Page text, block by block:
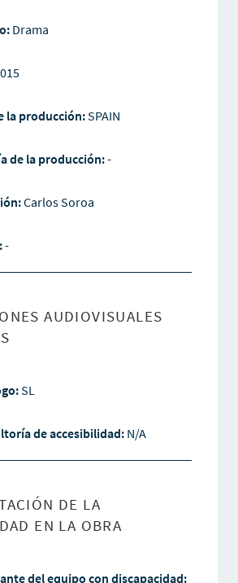
Drama
la producción:SPAIN
de la producción:-
Carlos Soroa
-
AUDIOVISUALES
SL
de accesibilidad:N/A
DE LA
EN LA OBRA
del equipo con discapacidad: